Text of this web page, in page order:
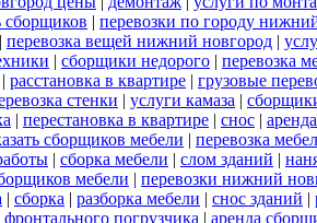
сборщиков | перевозки по городу
| перевозка вещей нижний новгород |
| сборщики недорого | перевозка
| расстановка в квартире | грузовые
стенки | услуги камаза |
| перестановка в квартире | снос |
сборщиков мебели | перевозка
| сборка мебели | слом зданий |
мебели | перевозки нижний
| сборка | разборка мебели | снос зданий |
фронтального погрузчика | аренда